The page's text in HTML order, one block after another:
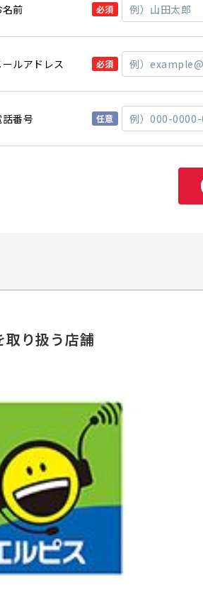
名前 必須
ールアドレス 必須
話番号 任意
取り扱う店舗